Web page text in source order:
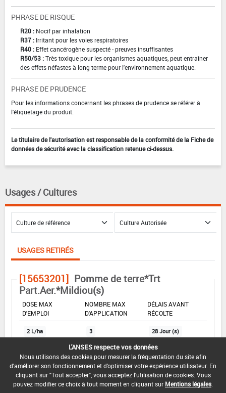
PHRASE DE RISQUE
R20 : Nocif par inhalation
R37 : Irritant pour les voies respiratoires
R40 : Effet cancérogène suspecté - preuves insuffisantes
R50/53 :Très toxique pour les organismes aquatiques, peut entraîner
des effets néfastes à long terme pour l'environnement aquatique.
PHRASE DE PRUDENCE
Pour les informations concernant les phrases de prudence se référer à
l'étiquetage du produit.
Le titulaire de l'autorisation est responsable de la conformité de la Fiche de
données de sécurité avec la classification retenue ci-dessus.
Usages / Cultures
USAGES RETIRÉS
[15653201] Pomme de terre*Trt
Part.Aer.*Mildiou(s)
DOSE MAX
D'EMPLOI
NOMBRE MAX
D'APPLICATION
DÉLAIS AVANT
RÉCOLTE
2 L/ha 3 28 Jour (s)
INTERVALLE MINIMUM ENTRE APPLICATIONS :
-
L'ANSES respecte vos données
Nous utilisons des cookies pour mesurer la fréquentation du site afin
d'améliorer son fonctionnement et d'optimiser votre expérience utilisateur. En
cliquant sur "Tout accepter", vous acceptez l'utilisation de cookies. Vous
pouvez modifier ce choix à tout moment en cliquant sur Mentions légales